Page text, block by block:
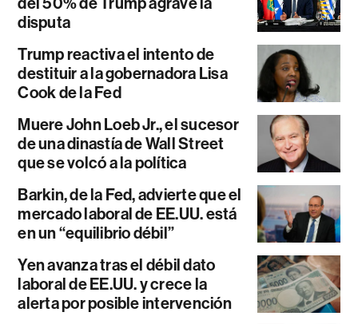
disputa
Trump reactiva el intento de
destituir a la gobernadora Lisa
Cook de la Fed
Muere John Loeb Jr., el sucesor
de una dinastía de Wall Street
que se volcó a la política
Barkin, de la Fed, advierte que el
mercado laboral de EE.UU. está
en un “equilibrio débil”
Yen avanza tras el débil dato
laboral de EE.UU. y crece la
alerta por posible intervención